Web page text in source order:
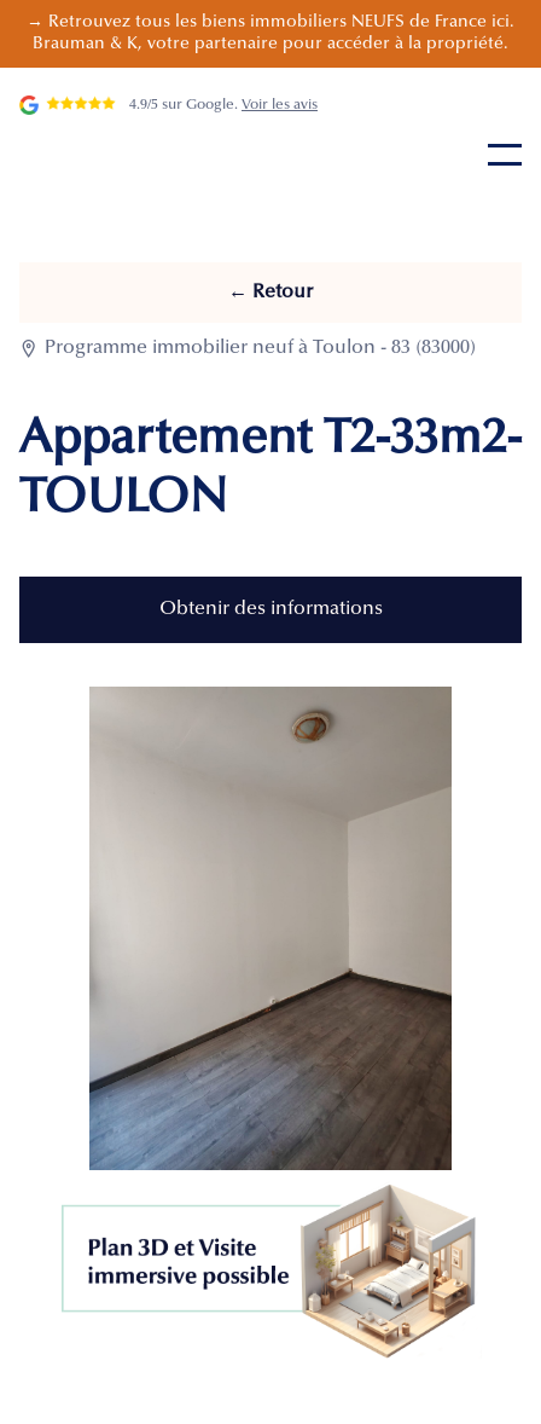
→ Retrouvez tous les biens immobiliers NEUFS de France ici.
Brauman & K, votre partenaire pour accéder à la propriété.
4.9/5 sur Google. Voir les avis
← Retour
 Programme immobilier neuf à Toulon - 83 (83000)
Appartement T2-33m2-
TOULON
Obtenir des informations